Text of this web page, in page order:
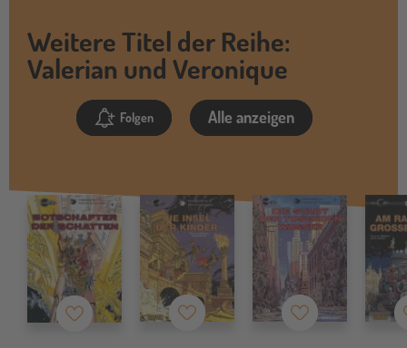
Weitere Titel der Reihe:
Valerian und Veronique
Folgen Alle anzeigen
Merkzettel Merkzettel Merkzettel